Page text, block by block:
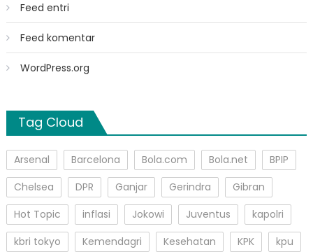
Feed entri
Feed komentar
WordPress.org
Tag Cloud
Arsenal Barcelona Bola.com Bola.net
BPIP
Chelsea
DPR Ganjar Gerindra
Gibran
Hot Topic
inflasi Jokowi Juventus
kapolri
kbri tokyo
Kemendagri Kesehatan KPK
kpu